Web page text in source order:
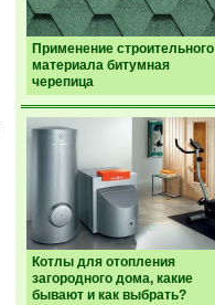
Применение строительного
материала битумная
черепица
Котлы для отопления
загородного дома, какие
бывают и как выбрать?